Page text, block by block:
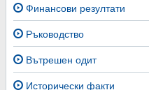
Финансови резултати
Ръководство
Вътрешен одит
Исторически факти